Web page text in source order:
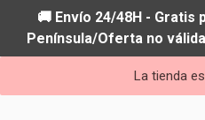
🚚 Envío 24/48H - Gratis
Península/Oferta no
La tienda